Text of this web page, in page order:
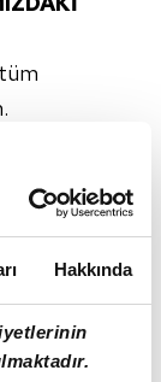
Hakkında
yanımızda
ve saygı
Ligi'nde